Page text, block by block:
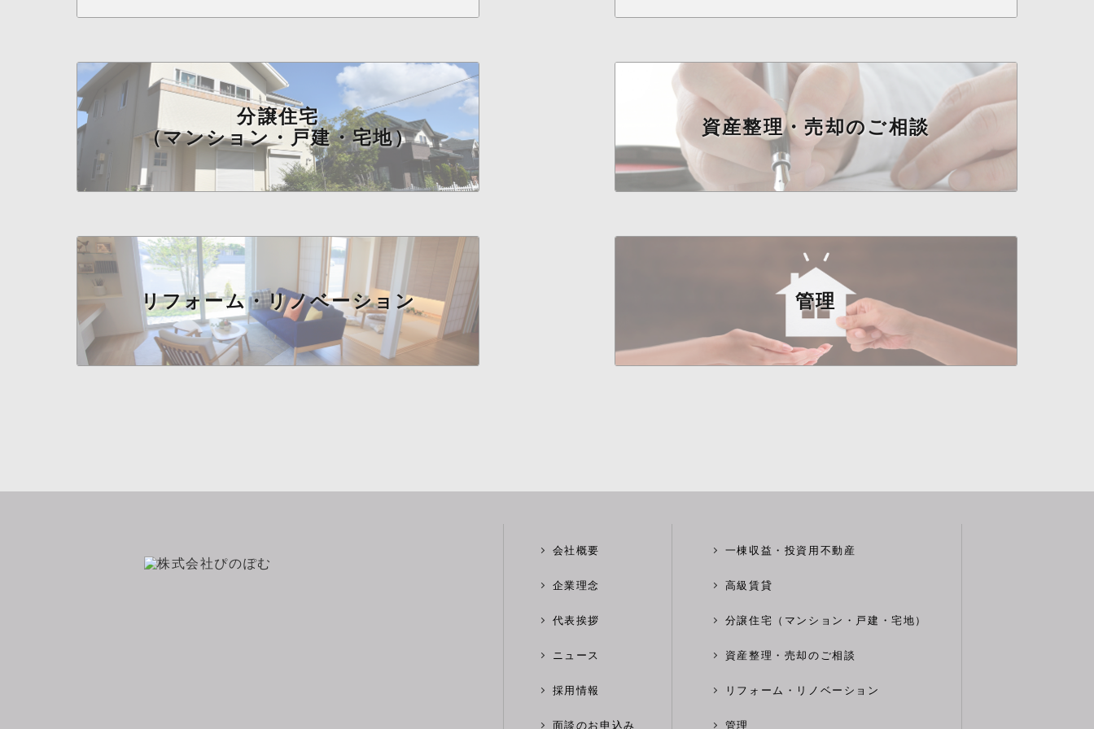
分譲住宅
（マンション・戸建・宅地）
資産整理・売却のご相談
リフォーム・リノベーション 管理
会社概要
企業理念
代表挨拶
ニュース
採用情報
面談のお申込み
一棟収益・投資用不動産
高級賃貸
分譲住宅（マンション・戸建・宅地）
資産整理・売却のご相談
リフォーム・リノベーション
管理